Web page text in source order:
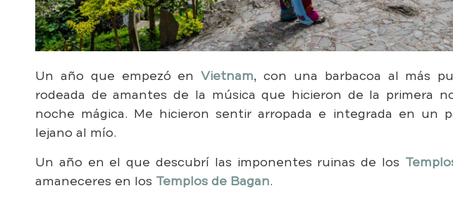
Un año que empezó enVietnam, con una barbacoa al más
rodeada de amantes de la música que hicieron de la primera
noche mágica. Me hicieron sentir arropada e integrada en un
lejano al mío.
Un año en el que descubrí las imponentes ruinas de los
amaneceres en los Templos de Bagan.